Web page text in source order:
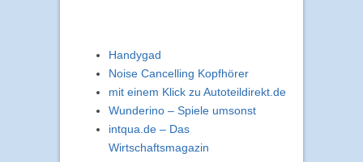
Handygad
Noise Cancelling Kopfhörer
mit einem Klick zu Autoteildirekt.de
Wunderino – Spiele umsonst
intqua.de – Das
Wirtschaftsmagazin